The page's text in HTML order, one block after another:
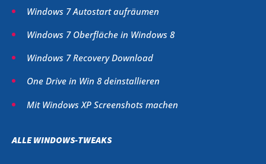
Windows 7 Autostart aufräumen
Windows 7 Oberfläche in Windows 8
Windows 7 Recovery Download
One Drive in Win 8 deinstallieren
Mit Windows XP Screenshots machen
ALLE WINDOWS-TWEAKS